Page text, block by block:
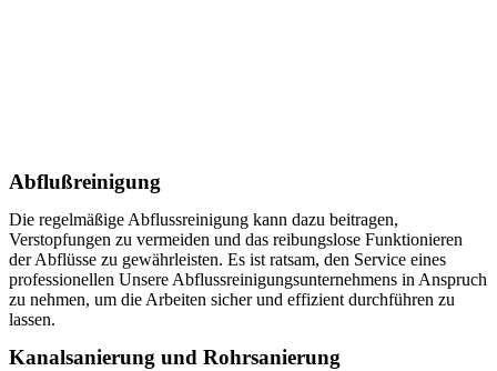
Abflußreinigung
Die regelmäßige Abflussreinigung kann dazu beitragen,
Verstopfungen zu vermeiden und das reibungslose Funktionieren
der Abflüsse zu gewährleisten. Es ist ratsam, den Service eines
professionellen Unsere Abflussreinigungsunternehmens in Anspruch
zu nehmen, um die Arbeiten sicher und effizient durchführen zu
lassen.
Kanalsanierung und Rohrsanierung